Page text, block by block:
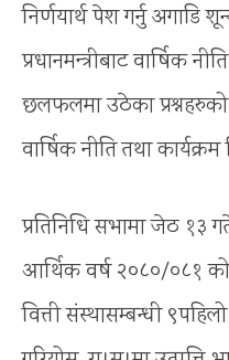
निर्णयार्थ पेश गर्नु
प्रधानमन्त्रीबाट वार्षिक
छलफलमा उठेका
वार्षिक नीति तथा
प्रतिनिधि सभामा जेठ
आर्थिक वर्ष २०८०/०८१
वित्ती संस्थासम्बन्धी